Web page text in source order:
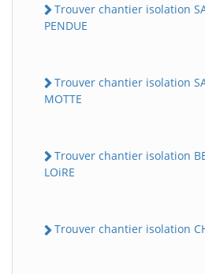
Trouver chantier isolation
PENDUE
Trouver chantier isolation
MOTTE
Trouver chantier isolation
LOiRE
Trouver chantier isolation